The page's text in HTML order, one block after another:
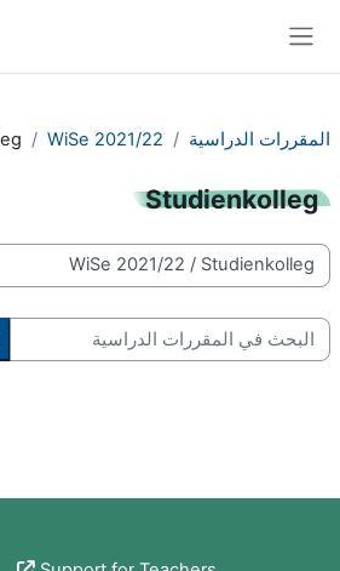
المقررات الدراسية WiSe 2021/22
Studienkolleg
تصنيفات المقررات
البحث في المقررات الدراسية